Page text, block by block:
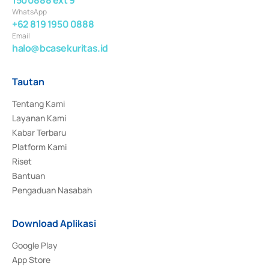
WhatsApp
+62 819 1950 0888
Email
halo@bcasekuritas.id
Tautan
Tentang Kami
Layanan Kami
Kabar Terbaru
Platform Kami
Riset
Bantuan
Pengaduan Nasabah
Download Aplikasi
Google Play
App Store